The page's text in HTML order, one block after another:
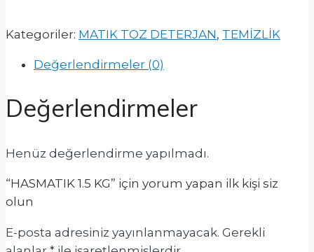
Kategoriler: MATIK TOZ DETERJAN, TEMİZLİK
Değerlendirmeler (0)
Değerlendirmeler
Henüz değerlendirme yapılmadı.
“HASMATIK 1.5 KG” için yorum yapan ilk kişi siz
olun
E-posta adresiniz yayınlanmayacak. Gerekli